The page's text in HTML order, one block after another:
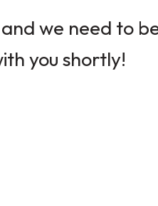
we need to
you shortly!